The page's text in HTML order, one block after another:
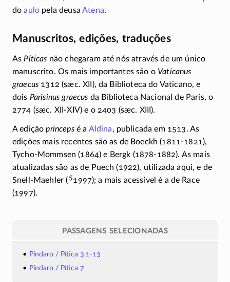
doaulo pela deusaAtena.
Manuscritos, edições, traduções
AsPíticas não chegaram até nós através de um único
manuscrito. Os mais importantes são o Vaticanus
graecus 1312 (sæc. XII), da Biblioteca do Vaticano, e
dois Parisinus graecus da Biblioteca Nacional de Paris, o
2774 (sæc. XII-XIV) e o 2403 (sæc. XIII).
A ediçãoprincepsé a Aldina, publicada em 1513. As
edições mais recentes são as de Boeckh(1811-1821),
Tycho-Mommsen (1864) e Bergk (1878-1882). As mais
atualizadas são as de Puech (1922), utilizada aqui, e de
Snell-Maehler ( 51997); a mais acessível é a de Race
(1997).
PASSAGENS SELECIONADAS
Píndaro / Pítica 3.1-13
Píndaro / Pítica 7